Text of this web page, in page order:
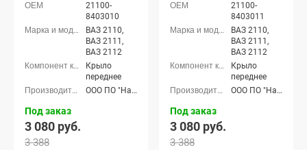
21100-
8403010
ВАЗ 2110,
ВАЗ 2111,
ВАЗ 2112
Крыло
переднее
ООО ПО "Начало"
Под заказ
3 080 руб.
3 388
21100-
8403011
ВАЗ 2110,
ВАЗ 2111,
ВАЗ 2112
Крыло
переднее
ООО ПО "Начало"
Под заказ
3 080 руб.
3 388